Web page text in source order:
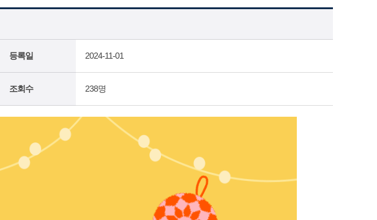
등록일 2024-11-01
조회수 238명